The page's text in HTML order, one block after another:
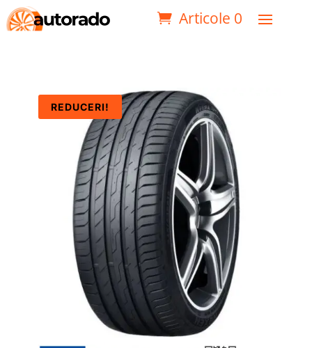
Articole 0
REDUCERI!